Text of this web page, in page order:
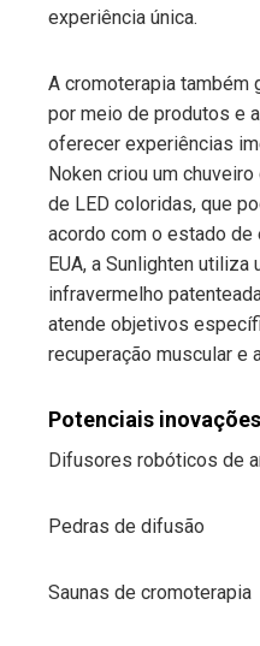
experiência única.
A cromoterapia também
por meio de produtos e
oferecer experiências
Noken criou um
de LED coloridas, que
acordo com o estado
EUA, a Sunlighten utiliza
infravermelho
atende objetivos
recuperação muscular e
Potenciais inovações
Difusores robóticos de
Pedras de difusão
Saunas de cromoterapia